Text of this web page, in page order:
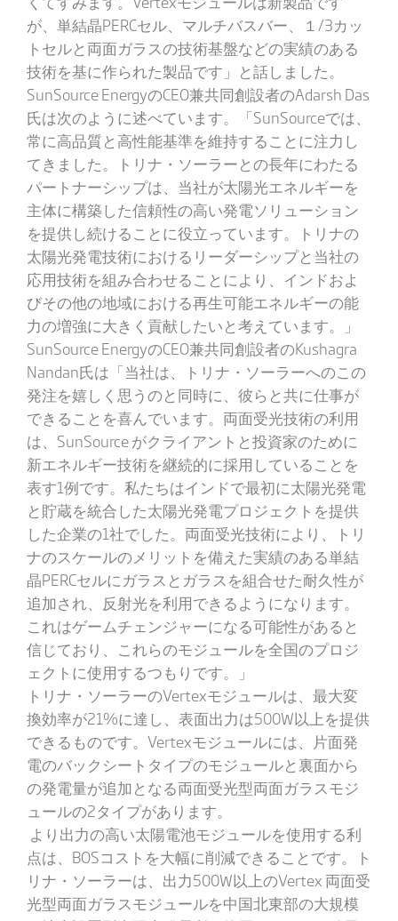
が、単結晶PERCセル、マルチバスバー、１/3カッ
トセルと両面ガラスの技術基盤などの実績のある
技術を基に作られた製品です」と話しました。
SunSource EnergyのCEO兼共同創設者のAdarsh Das
氏は次のように述べています。「SunSourceでは、
常に高品質と高性能基準を維持することに注力し
てきました。トリナ・ソーラーとの長年にわたる
パートナーシップは、当社が太陽光エネルギーを
主体に構築した信頼性の高い発電ソリューション
を提供し続けることに役立っています。トリナの
太陽光発電技術におけるリーダーシップと当社の
応用技術を組み合わせることにより、インドおよ
びその他の地域における再生可能エネルギーの能
力の増強に大きく貢献したいと考えています。」
SunSource EnergyのCEO兼共同創設者のKushagra
Nandan氏は「当社は、トリナ・ソーラーへのこの
発注を嬉しく思うのと同時に、彼らと共に仕事が
できることを喜んでいます。両面受光技術の利用
は、SunSource がクライアントと投資家のために
新エネルギー技術を継続的に採用していることを
表す1例です。私たちはインドで最初に太陽光発電
と貯蔵を統合した太陽光発電プロジェクトを提供
した企業の1社でした。両面受光技術により、トリ
ナのスケールのメリットを備えた実績のある単結
晶PERCセルにガラスとガラスを組合せた耐久性が
追加され、反射光を利用できるようになります。
これはゲームチェンジャーになる可能性があると
信じており、これらのモジュールを全国のプロジ
ェクトに使用するつもりです。」
トリナ・ソーラーのVertexモジュールは、最大変
換効率が21%に達し、表面出力は500W以上を提供
できるものです。Vertexモジュールには、片面発
電のバックシートタイプのモジュールと裏面から
の発電量が追加となる両面受光型両面ガラスモジ
ュールの2タイプがあります。
より出力の高い太陽電池モジュールを使用する利
点は、BOSコストを大幅に削減できることです。ト
リナ・ソーラーは、出力500W以上のVertex 両面受
光型両面ガラスモジュールを中国北東部の大規模